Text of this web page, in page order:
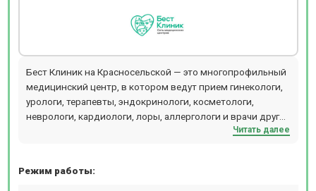
Бест Клиник на Красносельской — это многопрофильный
медицинский центр, в котором ведут прием гинекологи,
урологи, терапевты, эндокринологи, косметологи,
неврологи, кардиологи, лоры, аллергологи и врачи других
специальностей. Центр объединяет стационар,
физиотерапии, косметологии, пластической хирургии,
Читать далее
Режим работы: